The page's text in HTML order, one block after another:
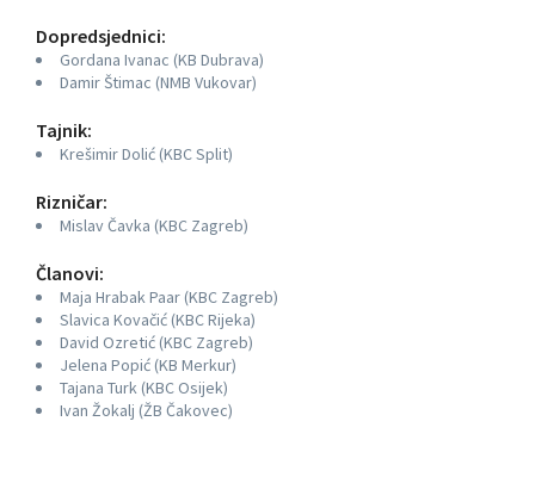
Dopredsjednici:
Gordana Ivanac (KB Dubrava)
Damir Štimac (NMB Vukovar)
Tajnik:
Krešimir Dolić (KBC Split)
Rizničar:
Mislav Čavka (KBC Zagreb)
Članovi:
Maja Hrabak Paar (KBC Zagreb)
Slavica Kovačić (KBC Rijeka)
David Ozretić (KBC Zagreb)
Jelena Popić (KB Merkur)
Tajana Turk (KBC Osijek)
Ivan Žokalj (ŽB Čakovec)